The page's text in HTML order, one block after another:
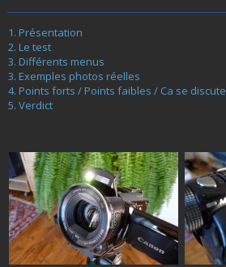
Présentation
Le test
Différents menus
Exemples photos réelles
Points forts / Points faibles / Ca se discute
Verdict